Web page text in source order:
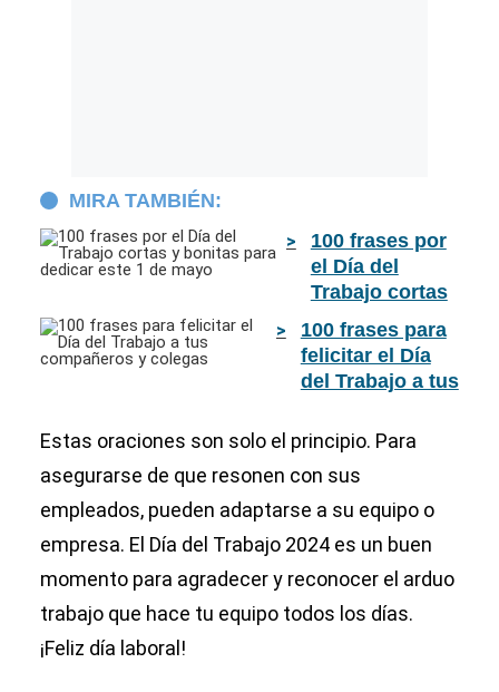
MIRA TAMBIÉN:
100 frases por
el Día del
Trabajo cortas
y bonitas para
dedicar este 1
de mayo
100 frases para
felicitar el Día
del Trabajo a tus
colegas
Estas oraciones son solo el principio. Para
asegurarse de que resonen con sus
empleados, pueden adaptarse a su equipo o
empresa. El Día del Trabajo 2024 es un buen
momento para agradecer y reconocer el arduo
trabajo que hace tu equipo todos los días.
¡Feliz día laboral!